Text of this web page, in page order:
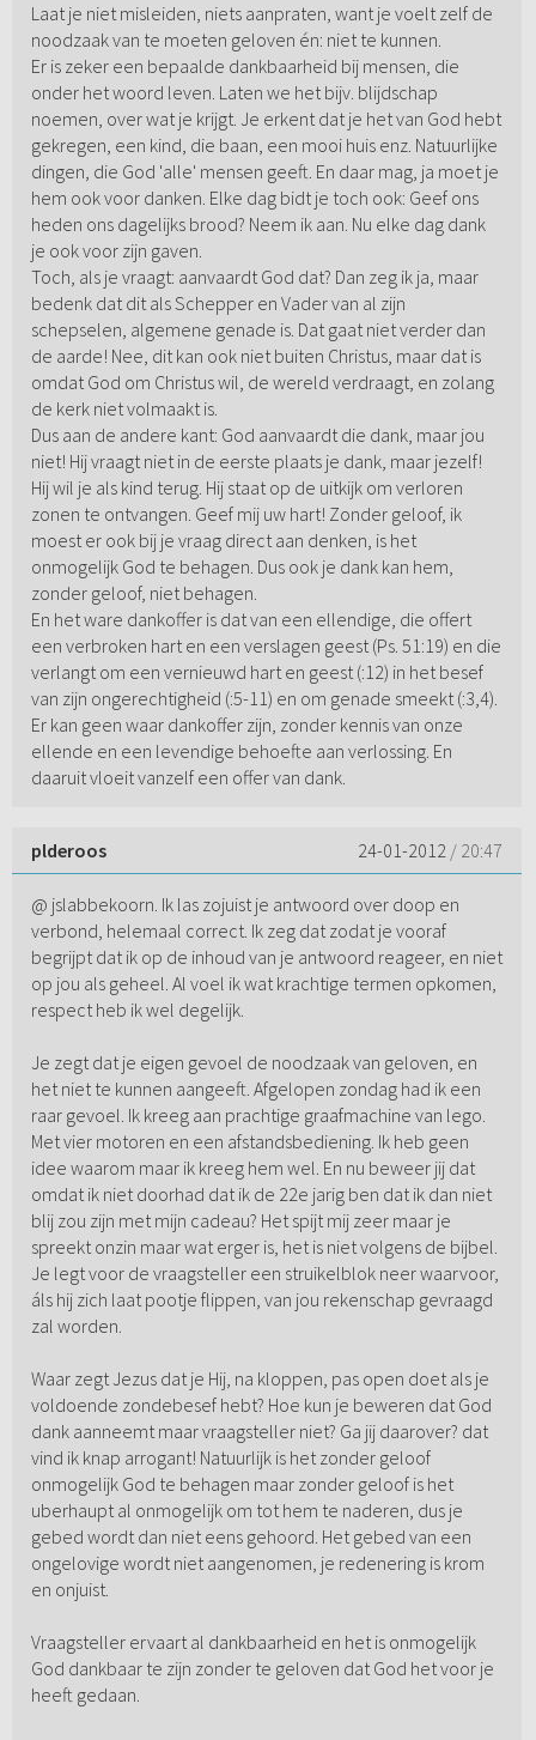
Laat je niet misleiden, niets aanpraten, want je voelt zelf de
noodzaak van te moeten geloven én: niet te kunnen.
Er is zeker een bepaalde dankbaarheid bij mensen, die
onder het woord leven. Laten we het bijv. blijdschap
noemen, over wat je krijgt. Je erkent dat je het van God hebt
gekregen, een kind, die baan, een mooi huis enz. Natuurlijke
dingen, die God 'alle' mensen geeft. En daar mag, ja moet je
hem ook voor danken. Elke dag bidt je toch ook: Geef ons
heden ons dagelijks brood? Neem ik aan. Nu elke dag dank
je ook voor zijn gaven.
Toch, als je vraagt: aanvaardt God dat? Dan zeg ik ja, maar
bedenk dat dit als Schepper en Vader van al zijn
schepselen, algemene genade is. Dat gaat niet verder dan
de aarde! Nee, dit kan ook niet buiten Christus, maar dat is
omdat God om Christus wil, de wereld verdraagt, en zolang
de kerk niet volmaakt is.
Dus aan de andere kant: God aanvaardt die dank, maar jou
niet! Hij vraagt niet in de eerste plaats je dank, maar jezelf!
Hij wil je als kind terug. Hij staat op de uitkijk om verloren
zonen te ontvangen. Geef mij uw hart! Zonder geloof, ik
moest er ook bij je vraag direct aan denken, is het
onmogelijk God te behagen. Dus ook je dank kan hem,
zonder geloof, niet behagen.
En het ware dankoffer is dat van een ellendige, die offert
een verbroken hart en een verslagen geest (Ps. 51:19) en die
verlangt om een vernieuwd hart en geest (:12) in het besef
van zijn ongerechtigheid (:5-11) en om genade smeekt (:3,4).
Er kan geen waar dankoffer zijn, zonder kennis van onze
ellende en een levendige behoefte aan verlossing. En
daaruit vloeit vanzelf een offer van dank.
plderoos 24-01-2012 / 20:47
@ jslabbekoorn. Ik las zojuist je antwoord over doop en
verbond, helemaal correct. Ik zeg dat zodat je vooraf
begrijpt dat ik op de inhoud van je antwoord reageer, en niet
op jou als geheel. Al voel ik wat krachtige termen opkomen,
respect heb ik wel degelijk.
Je zegt dat je eigen gevoel de noodzaak van geloven, en
het niet te kunnen aangeeft. Afgelopen zondag had ik een
raar gevoel. Ik kreeg aan prachtige graafmachine van lego.
Met vier motoren en een afstandsbediening. Ik heb geen
idee waarom maar ik kreeg hem wel. En nu beweer jij dat
omdat ik niet doorhad dat ik de 22e jarig ben dat ik dan niet
blij zou zijn met mijn cadeau? Het spijt mij zeer maar je
spreekt onzin maar wat erger is, het is niet volgens de bijbel.
Je legt voor de vraagsteller een struikelblok neer waarvoor,
áls hij zich laat pootje flippen, van jou rekenschap gevraagd
zal worden.
Waar zegt Jezus dat je Hij, na kloppen, pas open doet als je
voldoende zondebesef hebt? Hoe kun je beweren dat God
dank aanneemt maar vraagsteller niet? Ga jij daarover? dat
vind ik knap arrogant! Natuurlijk is het zonder geloof
onmogelijk God te behagen maar zonder geloof is het
uberhaupt al onmogelijk om tot hem te naderen, dus je
gebed wordt dan niet eens gehoord. Het gebed van een
ongelovige wordt niet aangenomen, je redenering is krom
en onjuist.
Vraagsteller ervaart al dankbaarheid en het is onmogelijk
God dankbaar te zijn zonder te geloven dat God het voor je
heeft gedaan.